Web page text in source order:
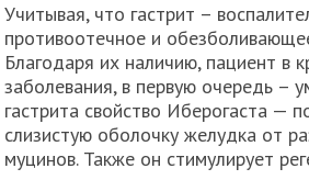
Учитывая, что гастрит –
противоотечное и
Благодаря их наличию, пациент в
заболевания, в первую очередь –
гастрита свойство Иберогаста —
слизистую оболочку желудка от
муцинов. Также он стимулирует